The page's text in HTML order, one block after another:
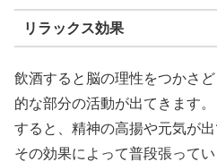
リラックス効果
飲酒すると脳の理性をつかさ
的な部分の活動が出てきます。
すると、精神の高揚や元気が出
その効果によって普段張って